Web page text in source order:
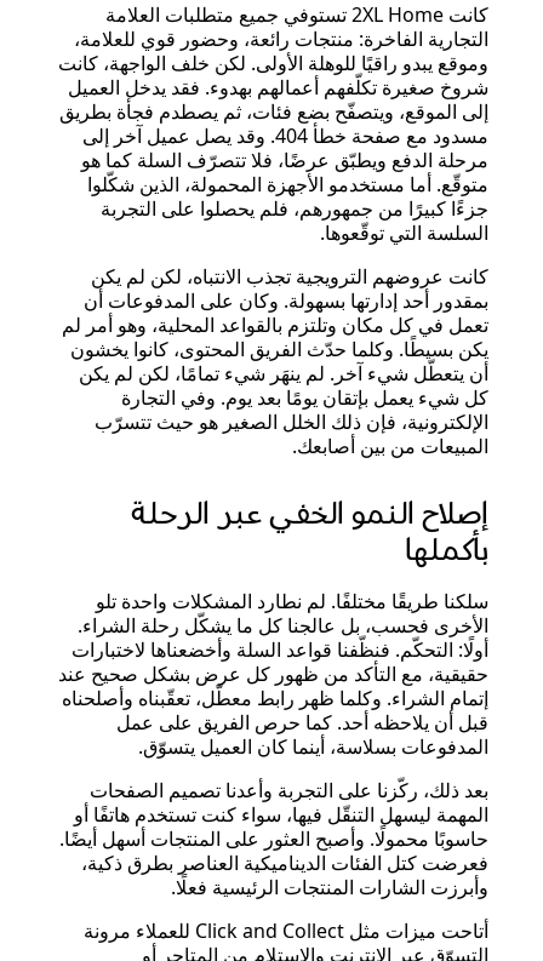
كانت 2XL Home تستوفي جميع متطلبات العلامة
التجارية الفاخرة: منتجات رائعة، وحضور قوي للعلامة،
وموقع يبدو راقيًا للوهلة الأولى. لكن خلف الواجهة، كانت
شروخ صغيرة تكلّفهم أعمالهم بهدوء. فقد يدخل العميل
إلى الموقع، ويتصفّح بضع فئات، ثم يصطدم فجأة بطريق
مسدود مع صفحة خطأ 404. وقد يصل عميل آخر إلى
مرحلة الدفع ويطبّق عرضًا، فلا تتصرّف السلة كما هو
متوقّع. أما مستخدمو الأجهزة المحمولة، الذين شكّلوا
جزءًا كبيرًا من جمهورهم، فلم يحصلوا على التجربة
السلسة التي توقّعوها.
كانت عروضهم الترويجية تجذب الانتباه، لكن لم يكن
بمقدور أحد إدارتها بسهولة. وكان على المدفوعات أن
تعمل في كل مكان وتلتزم بالقواعد المحلية، وهو أمر لم
يكن بسيطًا. وكلما حدّث الفريق المحتوى، كانوا يخشون
أن يتعطّل شيء آخر. لم ينهَر شيء تمامًا، لكن لم يكن
كل شيء يعمل بإتقان يومًا بعد يوم. وفي التجارة
الإلكترونية، فإن ذلك الخلل الصغير هو حيث تتسرّب
المبيعات من بين أصابعك.
إصلاح النمو الخفي عبر الرحلة
بأكملها
سلكنا طريقًا مختلفًا. لم نطارد المشكلات واحدة تلو
الأخرى فحسب، بل عالجنا كل ما يشكّل رحلة الشراء.
أولًا: التحكّم. فنظّفنا قواعد السلة وأخضعناها لاختبارات
حقيقية، مع التأكد من ظهور كل عرض بشكل صحيح عند
إتمام الشراء. وكلما ظهر رابط معطّل، تعقّبناه وأصلحناه
قبل أن يلاحظه أحد. كما حرص الفريق على عمل
المدفوعات بسلاسة، أينما كان العميل يتسوّق.
بعد ذلك، ركّزنا على التجربة وأعدنا تصميم الصفحات
المهمة ليسهل التنقّل فيها، سواء كنت تستخدم هاتفًا أو
حاسوبًا محمولًا. وأصبح العثور على المنتجات أسهل أيضًا.
فعرضت كتل الفئات الديناميكية العناصر بطرق ذكية،
وأبرزت الشارات المنتجات الرئيسية فعلًا.
أتاحت ميزات مثل Click and Collect للعملاء مرونة
التسوّق عبر الإنترنت والاستلام من المتاجر أو